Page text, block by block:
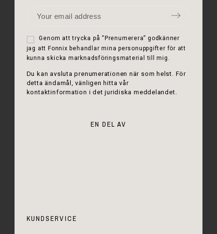
Genom att trycka på “Prenumerera” godkänner
jag att Fonnix behandlar mina personuppgifter för att
kunna skicka marknadsföringsmaterial till mig.
Du kan avsluta prenumerationen när som helst. För
detta ändamål, vänligen hitta vår
kontaktinformation i det juridiska meddelandet.
EN DEL AV
KUNDSERVICE